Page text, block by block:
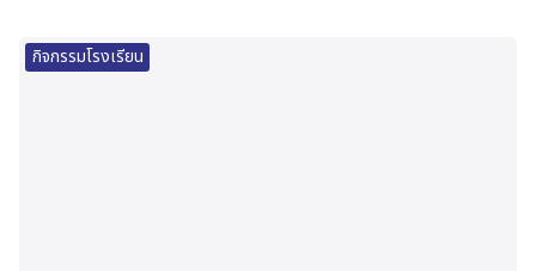
กิจกรรมโรงเรียน